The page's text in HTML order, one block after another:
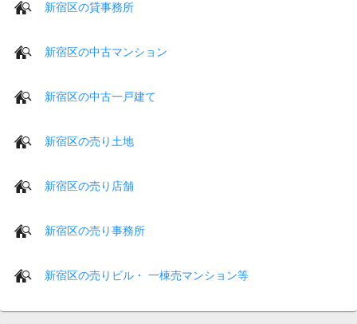
新宿区の貸事務所
新宿区の中古マンション
新宿区の中古一戸建て
新宿区の売り土地
新宿区の売り店舗
新宿区の売り事務所
新宿区の売りビル・ 一棟売マンション等